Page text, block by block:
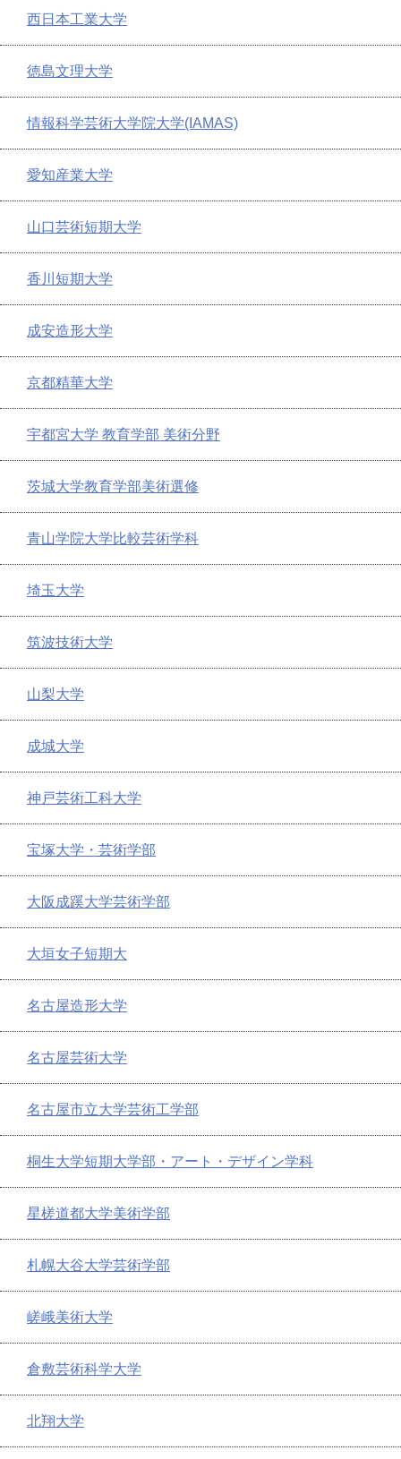
西日本工業大学
徳島文理大学
情報科学芸術大学院大学(IAMAS)
愛知産業大学
山口芸術短期大学
香川短期大学
成安造形大学
京都精華大学
宇都宮大学 教育学部 美術分野
茨城大学教育学部美術選修
青山学院大学比較芸術学科
埼玉大学
筑波技術大学
山梨大学
成城大学
神戸芸術工科大学
宝塚大学・芸術学部
大阪成蹊大学芸術学部
大垣女子短期大
名古屋造形大学
名古屋芸術大学
名古屋市立大学芸術工学部
桐生大学短期大学部・アート・デザイン学科
星槎道都大学美術学部
札幌大谷大学芸術学部
嵯峨美術大学
倉敷芸術科学大学
北翔大学